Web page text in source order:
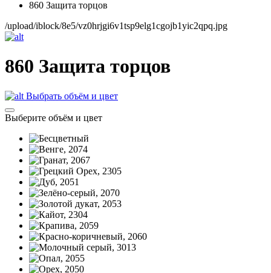
860 Защита торцов
/upload/iblock/8e5/vz0hrjgi6v1tsp9elg1cgojb1yic2qpq.jpg
860 Защита торцов
Выбрать объём и цвет
Выберите объём и цвет